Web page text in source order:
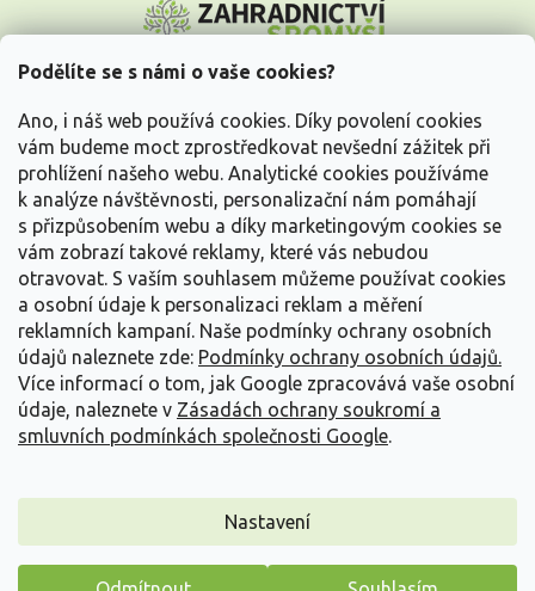
Podělíte se s námi o vaše cookies?
Ano, i náš web používá cookies. Díky povolení cookies
vám budeme moct zprostředkovat nevšední zážitek při
prohlížení našeho webu. Analytické cookies používáme
k analýze návštěvnosti, personalizační nám pomáhají
s přizpůsobením webu a díky marketingovým cookies se
vám zobrazí takové reklamy, které vás nebudou
otravovat. S vaším souhlasem můžeme používat cookies
a osobní údaje k personalizaci reklam a měření
reklamních kampaní. Naše podmínky ochrany osobních
údajů naleznete zde: Podmínky ochrany osobních údajů.
Více informací o tom, jak Google zpracovává vaše osobní
údaje, naleznete v Zásadách ochrany soukromí a
smluvních podmínkách společnosti Google.
Nastavení
p
Vše o nákupu
Informace pro Vás
Kontakujte nás
Vytvořil Shoptet
Copyright 2026Zahradnictví Spomyšl. Všechna práva